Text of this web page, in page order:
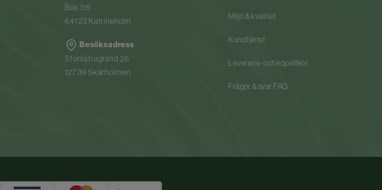
Box 315
641 23 Katrineholm
Besöksadress
Storsätragränd 26
127 39 Skärholmen
Miljö & kvalitet
Kundtjänst
Leverans- och köpvillkor
Frågor & svar FAQ